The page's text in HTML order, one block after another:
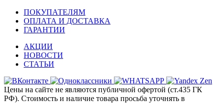
ПОКУПАТЕЛЯМ
ОПЛАТА И ДОСТАВКА
ГАРАНТИИ
АКЦИИ
НОВОСТИ
СТАТЬИ
Цены на сайте не являются публичной офертой (ст.435 ГК
РФ). Стоимость и наличие товара просьба уточнять в